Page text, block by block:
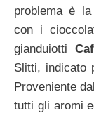
problema è
con i
gianduiotti
Slitti,
Proveniente
tutti gli aromi